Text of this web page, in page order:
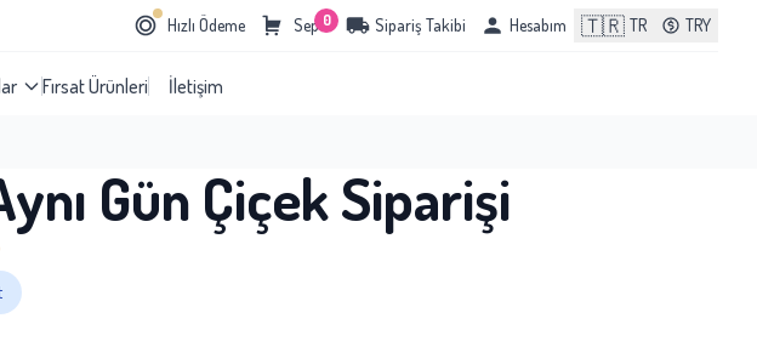
Hızlı Ödeme Sepet
0 Sipariş Takibi Hesabım 🇹🇷 TR TRY
Fırsat Ürünleri İletişim
Gün Çiçek Siparişi